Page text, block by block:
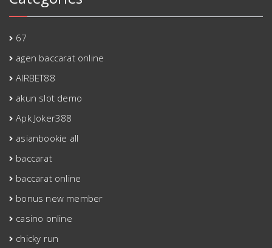
67
agen baccarat online
AIRBET88
akun slot demo
Apk Joker388
asianbookie all
baccarat
baccarat online
bonus new member
casino online
chicky run